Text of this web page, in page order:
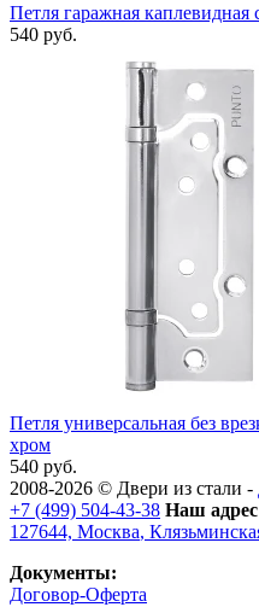
Петля гаражная
540 руб.
Петля универсальная без
хром
540 руб.
2008-2026 © Двери из стали -
+7 (499) 504-43-38 Наш
127644, Москва,
Документы:
Договор-Оферта